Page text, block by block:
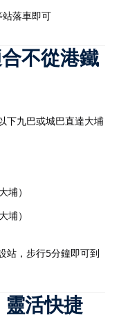
站落車即可
不從港鐵
下九巴或城巴直達大埔
埔）
埔）
站，步行5分鐘即可到
活快捷